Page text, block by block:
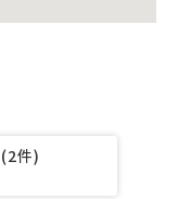
(2件)